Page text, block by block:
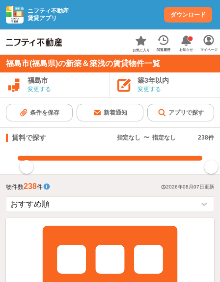
ニフティ不動産
賃貸アプリ
ダウンロード
お気に入り 閲覧履歴 お知らせ マイページ
福島市(福島県)の新築＆築浅の賃貸物件一覧
福島市
変更する
築3年以内
変更する
条件を保存 新着通知 アプリで探す
賃料で探す 指定なし 〜 指定なし 238件
物件数238件 2026年08月07日更新